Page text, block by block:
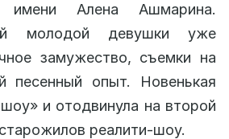
имени Алена Ашмарина.
молодой девушки уже
замужество, съемки на
песенный опыт. Новенькая
и отодвинула на второй
реалити-шоу.